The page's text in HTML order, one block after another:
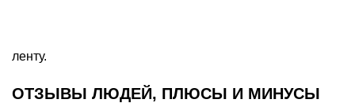
ленту.
ОТЗЫВЫ ЛЮДЕЙ, ПЛЮСЫ И МИНУСЫ